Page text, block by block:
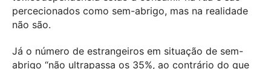
percecionados como sem-abrigo, mas na realidade
não são.
Já o número de estrangeiros em situação de sem-
abrigo “não ultrapassa os 35%, ao contrário do que